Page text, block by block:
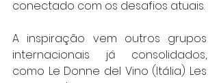
conectado com os desafios atuais.
A inspiração vem outros grupos
internacionais já consolidados,
como Le Donne del Vino (Itália) Les